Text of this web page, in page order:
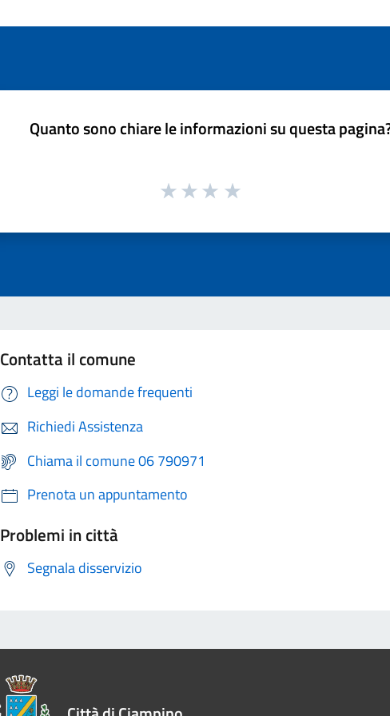
Quanto sono chiare le informazioni su questa
Contatta il comune
Leggi le domande frequenti
Richiedi Assistenza
Chiama il comune 06 790971
Prenota un appuntamento
Problemi in città
Segnala disservizio